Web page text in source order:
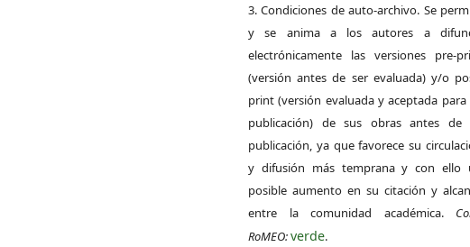
3. Condiciones de auto-archivo. Se
y se anima a los autores a
electrónicamente las versiones pre-
(versión antes de ser evaluada) y/o
print (versión evaluada y aceptada para
publicación) de sus obras antes de
publicación, ya que favorece su
y difusión más temprana y con ello
posible aumento en su citación y
entre la comunidad académica.
RoMEO:verde.